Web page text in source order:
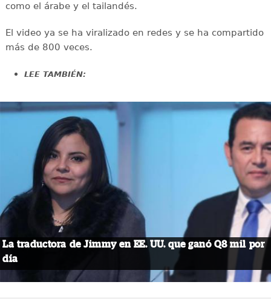
como el árabe y el tailandés.
El video ya se ha viralizado en redes y se ha compartido
más de 800 veces.
LEE TAMBIÉN:
La traductora de Jimmy en EE. UU. que ganó Q8 mil por
día